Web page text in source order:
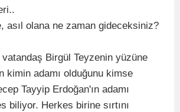
asıl olana ne zaman gideceksiniz?
vatandaş Birgül Teyzenin yüzüne
kimin adamı olduğunu kimse
Tayyip Erdoğan'ın adamı
biliyor. Herkes birine sırtını